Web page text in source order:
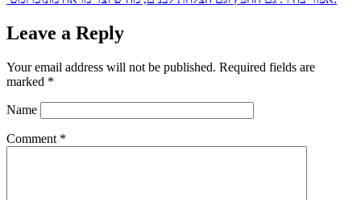
Leave a Reply
Your email address will not be published. Required fields are
marked *
Name
Comment *